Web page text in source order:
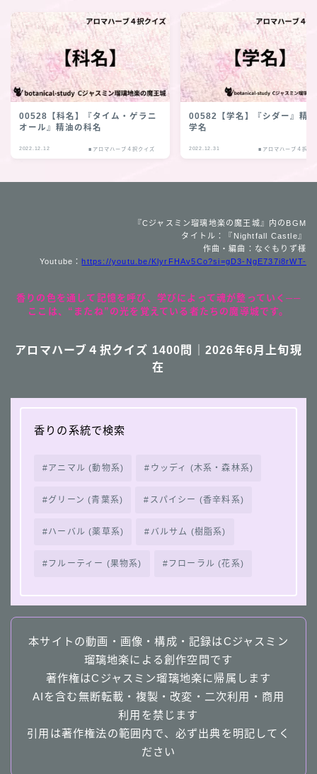
00528【科名】『タイム・ゲラニ
オール』精油の科名
2022.12.12 ■アロマハーブ４択クイズ
00582【学名】『シダー』精
学名
2022.12.31 ■アロマハーブ４択ク
『Cジャスミン瑠璃地楽の魔王城』内のBGM
タイトル：『Nightfall Castle』
作曲・編曲：なぐもりず様
Youtube：https://youtu.be/KlyrFHAv5Co?si=gD3-NgE737i8rWT-
香りの色を通して記憶を呼び、学びによって魂が整っていく──
ここは、“またね”の光を覚えている者たちの魔導城です。
アロマハーブ４択クイズ 1400問｜2026年6月上旬現
在
香りの系統で検索
アニマル (動物系) ウッディ (木系・森林系)
グリーン (青葉系) スパイシー (香辛料系)
ハーバル (薬草系) バルサム (樹脂系)
フルーティー (果物系) フローラル (花系)
本サイトの動画・画像・構成・記録はCジャスミン
瑠璃地楽による創作空間です
著作権はCジャスミン瑠璃地楽に帰属します
AIを含む無断転載・複製・改変・二次利用・商用
利用を禁じます
引用は著作権法の範囲内で、必ず出典を明記してく
ださい